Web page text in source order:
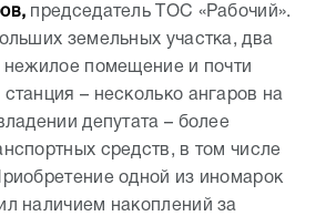
председатель ТОС «Рабочий».
земельных участка, два
нежилое помещение и почти
– несколько ангаров на
депутата – более
средств, в том числе
одной из иномарок
наличием накоплений за